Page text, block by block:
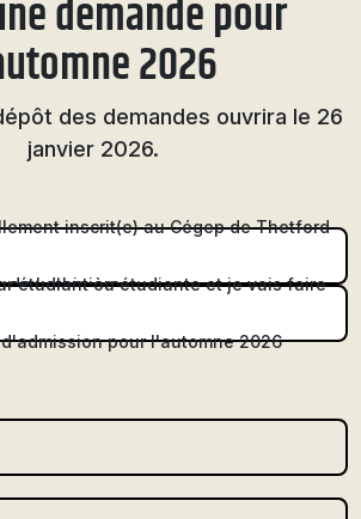
demande pour
2026
des demandes ouvrira le 26
janvier 2026.
inscrit(e) au Cégep de Thetford
de Lotbinière
étudiant ou étudiante et je vais faire
pour l'automne 2026